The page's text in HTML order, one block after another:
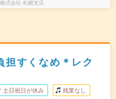
式会社 札幌支店
担すくなめ＊レク
土日祝日が休み 残業なし